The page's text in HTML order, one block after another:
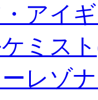
アイ
ミス
レゾ